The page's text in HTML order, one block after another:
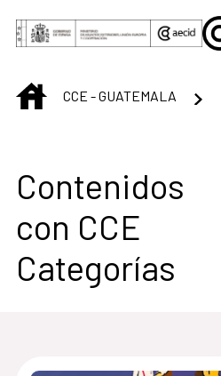
Saltar al contenido principal
INICIOCCE - GUATEMALA
Centro
Contenidos
con CCE
Categorías